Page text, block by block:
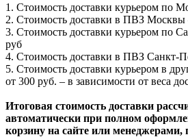
1. Стоимость доставки курьером по
2. Стоимость доставки в ПВЗ Москвы
3. Стоимость доставки курьером по
руб
4. Стоимость доставки в ПВЗ Санкт-
5. Стоимость доставки курьером в
от 300 руб. – в зависимости от веса
Итоговая стоимость доставки
автоматически при полном
корзину на сайте или менеджерами,